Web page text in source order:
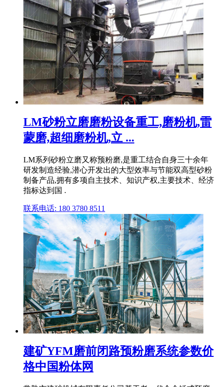
LM砂粉立磨磨粉设备重工,磨粉机,雷
蒙磨,超细磨粉机,立 ...
LM系列砂粉立磨又称预粉磨,是重工结合自身三十余年
研发制造经验,潜心开发出的大型效率与节能双高型砂粉
制备产品,拥有多项自主技术、知识产权,主要技术、经济
指标达到国 .
联系电话: 180 3780 8511
建矿YFM磨前闭路预粉磨系统参数价
格中国粉体网